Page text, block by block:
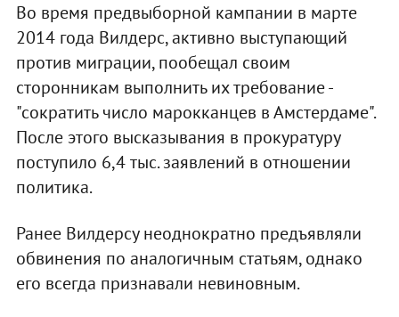
Во время предвыборной кампании в марте
2014 года Вилдерс, активно выступающий
против миграции, пообещал своим
сторонникам выполнить их требование -
"сократить число марокканцев в Амстердаме".
После этого высказывания в прокуратуру
поступило 6,4 тыс. заявлений в отношении
политика.
Ранее Вилдерсу неоднократно предъявляли
обвинения по аналогичным статьям, однако
его всегда признавали невиновным.